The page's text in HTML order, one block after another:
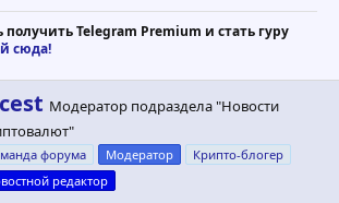
Telegram Premium и стать гуру
сюда!
Модератор подраздела "Новости
форума Модератор
Крипто-блогер
редактор